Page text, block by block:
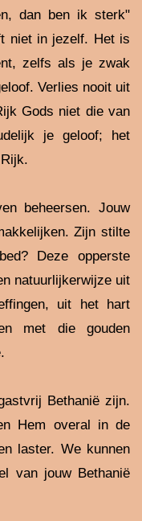
dan ben ik sterk"
niet in jezelf. Het is
zelfs als je zwak
Verlies nooit uit
Gods niet die van
je geloof; het
beheersen. Jouw
Zijn stilte
Deze opperste
natuurlijkerwijze uit
uit het hart
met die gouden
Bethanië zijn.
Hem overal in de
laster. We kunnen
van jouw Bethanië